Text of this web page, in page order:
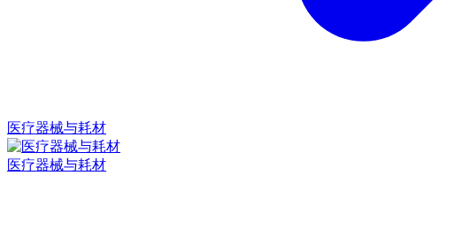
医疗器械与耗材
医疗器械与耗材